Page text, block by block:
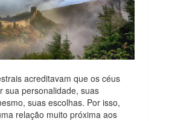
acreditavam que os céus
sua personalidade, suas
suas escolhas. Por isso,
relação muito próxima aos